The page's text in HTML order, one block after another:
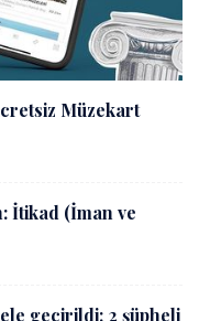
Müzekart
İtikad (İman ve
geçirildi: 2 şüpheli